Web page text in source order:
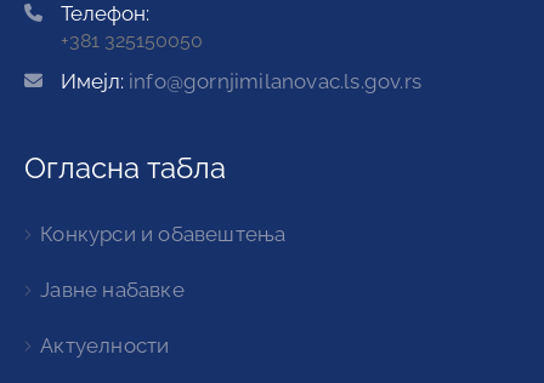
Телефон:
+381 325150050
Имејл: info@gornjimilanovac.ls.gov.rs
Огласна табла
Конкурси и обавештења
Јавне набавке
Актуелности